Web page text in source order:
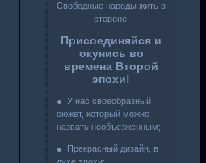
Свободные народы жить в
стороне.
Присоединяйся и
окунись во
времена Второй
эпохи!
● У нас своеобразный
сюжет, который можно
назвать необъезженным;
● Прекрасный дизайн, в